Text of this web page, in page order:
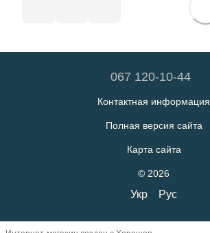
067 120-10-44
Контактная информация
Полная версия сайта
Карта сайта
© 2026
Укр Рус